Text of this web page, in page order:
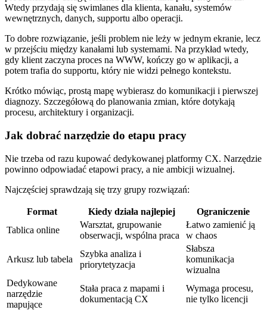
Wtedy przydają się swimlanes dla klienta, kanału, systemów
wewnętrznych, danych, supportu albo operacji.
To dobre rozwiązanie, jeśli problem nie leży w jednym ekranie, lecz
w przejściu między kanałami lub systemami. Na przykład wtedy,
gdy klient zaczyna proces na WWW, kończy go w aplikacji, a
potem trafia do supportu, który nie widzi pełnego kontekstu.
Krótko mówiąc, prostą mapę wybierasz do komunikacji i pierwszej
diagnozy. Szczegółową do planowania zmian, które dotykają
procesu, architektury i organizacji.
Jak dobrać narzędzie do etapu pracy
Nie trzeba od razu kupować dedykowanej platformy CX. Narzędzie
powinno odpowiadać etapowi pracy, a nie ambicji wizualnej.
Najczęściej sprawdzają się trzy grupy rozwiązań:
Format Kiedy działa najlepiej
Ograniczenie
Tablica online
Warsztat, grupowanie
obserwacji, wspólna praca
Łatwo zamienić ją
w chaos
Arkusz lub tabela
Szybka analiza i
priorytetyzacja
Słabsza
komunikacja
wizualna
Dedykowane
narzędzie
mapujące
Stała praca z mapami i
dokumentacją CX
Wymaga procesu,
nie tylko licencji